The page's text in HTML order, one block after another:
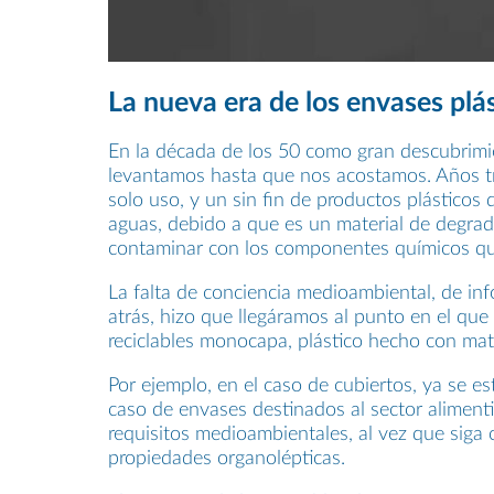
La nueva era de los envases
En la década de los 50 como gran
levantamos hasta que nos acostamos.
solo uso, y un sin fin de productos plásticos
aguas, debido a que es un material de
contaminar con los componentes químicos
La falta de conciencia medioambiental, de
atrás, hizo que llegáramos al punto en el
reciclables monocapa, plástico hecho con
Por ejemplo, en el caso de cubiertos, ya se
caso de envases destinados al sector
requisitos medioambientales, al vez que
propiedades organolépticas.